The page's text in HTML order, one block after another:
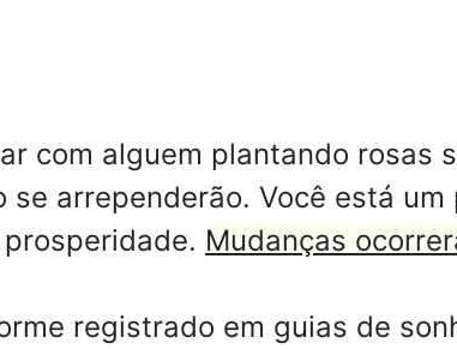
com alguem plantando rosas
se arrependerão. Você está
Mudanças
registrado em guias de